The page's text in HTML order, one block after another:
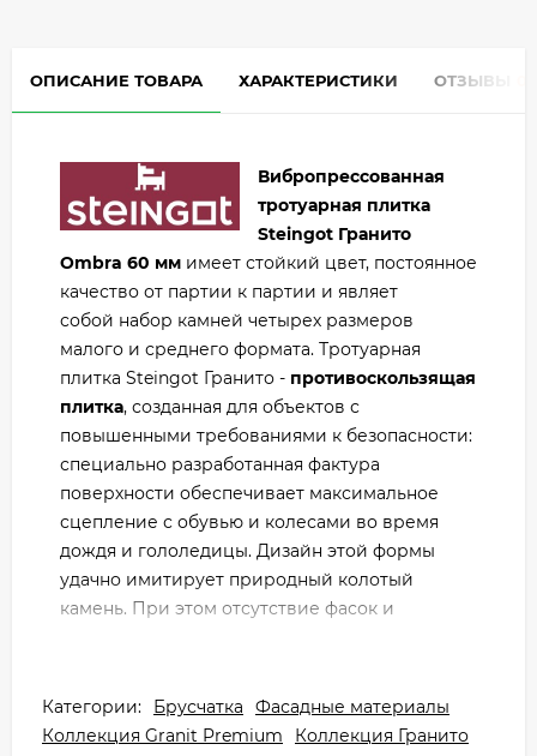
ОПИСАНИЕ ТОВАРА ХАРАКТЕРИСТИКИ ОТЗЫВЫ
Вибропрессованная
тротуарная плитка
Steingot Гранито
Ombra 60 мм имеет стойкий цвет, постоянное
качество от партии к партии и являет
собой набор камней четырех размеров
малого и среднего формата. Тротуарная
плитка Steingot Гранито - противоскользящая
плитка, созданная для объектов с
повышенными требованиями к безопасности:
специально разработанная фактура
поверхности обеспечивает максимальное
сцепление с обувью и колесами во время
дождя и гололедицы. Дизайн этой формы
удачно имитирует природный колотый
камень. При этом отсутствие фасок и
высоких каблуках, колясках,
самокатах. Красивая и безопасная плитка с
Категории: Брусчатка
Фасадные материалы
Коллекция Granit Premium
Коллекция Гранито